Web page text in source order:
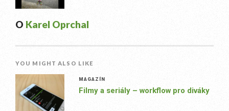
O Karel Oprchal
YOU MIGHT ALSO LIKE
MAGAZÍN
Filmy a seriály – workflow pro diváky